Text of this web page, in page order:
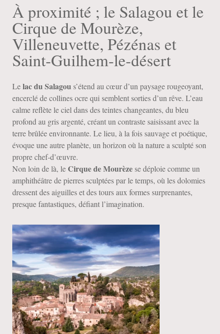
À proximité ; le Salagou et le
Cirque de Mourèze,
Villeneuvette, Pézénas et
Saint-Guilhem-le-désert
Lelac du Salagou s’étend au cœur d’un paysage rougeoyant,
encerclé de collines ocre qui semblent sorties d’un rêve. L’eau
calme reflète le ciel dans des teintes changeantes, du bleu
profond au gris argenté, créant un contraste saisissant avec la
terre brûlée environnante. Le lieu, à la fois sauvage et poétique,
évoque une autre planète, un horizon où la nature a sculpté son
propre chef-d’œuvre.
Non loin de là, le Cirque de Mourèze se déploie comme un
amphithéâtre de pierres sculptées par le temps, où les dolomies
dressent des aiguilles et des tours aux formes surprenantes,
presque fantastiques, défiant l’imagination.